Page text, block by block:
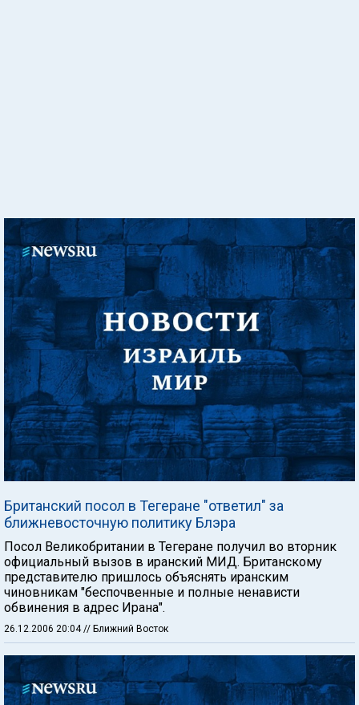
Британский посол в Тегеране "ответил" за
ближневосточную политику Блэра
Посол Великобритании в Тегеране получил во вторник
официальный вызов в иранский МИД. Британскому
представителю пришлось объяснять иранским
чиновникам "беспочвенные и полные ненависти
обвинения в адрес Ирана".
26.12.2006 20:04// Ближний Восток